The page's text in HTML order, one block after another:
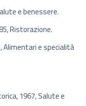
e benessere.
Ristorazione.
Alimentari e specialità
1967, Salute e